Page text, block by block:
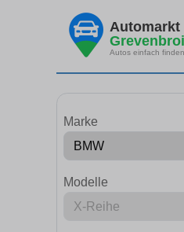
Automarkt
Autos einfach finden
Marke
Modelle